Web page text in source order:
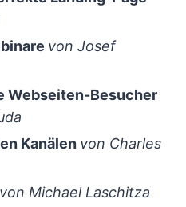
von Josef
Webseiten-Besucher
Kanälen von Charles
von Michael Laschitza